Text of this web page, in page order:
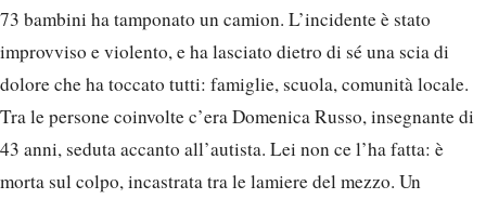
73 bambini ha tamponato un camion. L’incidente è stato
improvviso e violento, e ha lasciato dietro di sé una scia di
dolore che ha toccato tutti: famiglie, scuola, comunità locale.
Tra le persone coinvolte c’era Domenica Russo, insegnante di
43 anni, seduta accanto all’autista. Lei non ce l’ha fatta: è
morta sul colpo, incastrata tra le lamiere del mezzo. Un